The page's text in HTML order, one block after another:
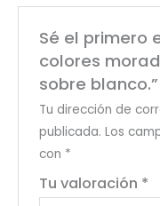
Sé el primero
colores
sobre blanco.”
Tu dirección de
publicada. Los
con *
Tu valoración *